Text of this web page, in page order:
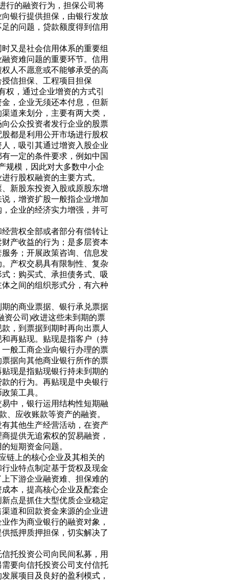
行的融资行为，担保公司将
银行提供担保，由银行发放
的问题，贷款额度得到信用
又是社会信用体系的重要组
资难问题的重要环节。信用
人不愿意或不能够承受的高
信担保、工程项目担保
权，通过企业增资的方式引
，企业无须还本付息，但新
道来划分，主要有两大类，
公众投资者发行企业的股票
都是利用公开市场进行股权
，吸引其通过增资入股企业
一定的条件要求，例如中国
规模，因此对大多数中小企
行股权融资的主要方式。
新股东投资入股或原股东增
，增资扩股一般指企业增加
企业的经济实力增强，并可
营权全部或者部分有偿转让
产收益的行为；是多层资本
务；开展政策咨询、信息发
产权交易具有限制性、复杂
：购买式、承担债务式、吸
之间的组织形式分，有六种
的商业票据、银行承兑票据
资公司)收进这些未到期的票
，到票据到期时再向出票人
再贴现。贴现是指客户（持
般工商企业向银行办理的票
据向其他商业银行所作的票
现是指贴现银行持未到期的
的行为。再贴现是中央银行
策工具。
中，银行运用结构性短期融
、应收账款等资产的融资。
其他生产经营活动，在资产
提供无追索权的贸易融资，
短期资金问题。
链上的核心企业及其相关的
业特点制定基于货权及现金
下游企业融资难、担保难的
本，提高核心企业及配套企
点是抓住大型优质企业稳定
道和回款资金来源的企业进
作为商业银行的融资对象，
抵押质押担保，切实解决了
托投资公司向民间私募，用
要向信托投资公司支付信托
展项目及良好的盈利模式，